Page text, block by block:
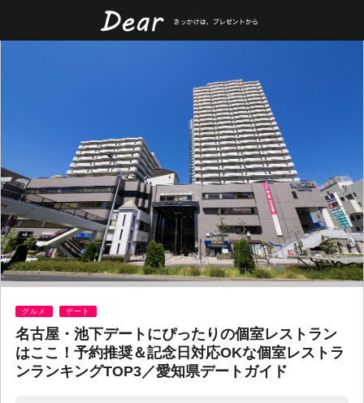
グルメ デート
名古屋・池下デートにぴったりの個室レストラン
はここ！予約推奨＆記念日対応OKな個室レストラ
ンランキングTOP3／愛知県デートガイド